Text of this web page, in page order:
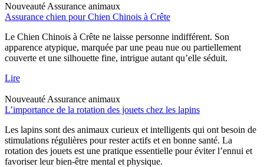
Nouveauté Assurance animaux
Assurance chien pour Chien Chinois à Crête
Le Chien Chinois à Crête ne laisse personne indifférent. Son
apparence atypique, marquée par une peau nue ou partiellement
couverte et une silhouette fine, intrigue autant qu’elle séduit.
Lire
Nouveauté Assurance animaux
L’importance de la rotation des jouets chez les lapins
Les lapins sont des animaux curieux et intelligents qui ont besoin de
stimulations régulières pour rester actifs et en bonne santé. La
rotation des jouets est une pratique essentielle pour éviter l’ennui et
favoriser leur bien-être mental et physique.